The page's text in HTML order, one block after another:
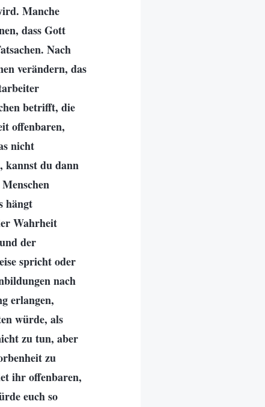
Manche
dass Gott
Nach
verändern, das
betrifft, die
offenbaren,
nicht
kannst du dann
hängt
Wahrheit
der
spricht oder
nach
erlangen,
würde, als
zu tun, aber
zu
ihr offenbaren,
euch so